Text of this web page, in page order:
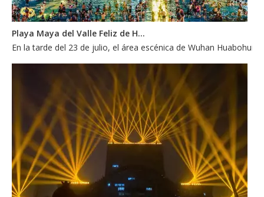
En la tarde del 23 de julio, el área escénica de Wuhan